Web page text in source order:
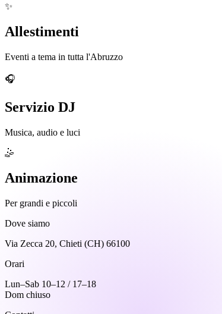
✨
Allestimenti
Eventi a tema in tutta l'Abruzzo
🎧
Servizio DJ
Musica, audio e luci
🤹
Animazione
Per grandi e piccoli
Dove siamo
Via Zecca 20, Chieti (CH) 66100
Orari
Lun–Sab 10–12 / 17–18
Dom chiuso